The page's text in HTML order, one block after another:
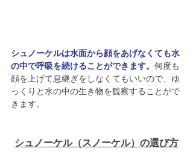
シュノーケルは水面から顔をあげなくても水
の中で呼吸を続けることができます。 何度も
顔を上げて息継ぎをしなくてもいいので、ゆ
っくりと水の中の生き物を観察することがで
きます。
シュノーケル（スノーケル）の選び方